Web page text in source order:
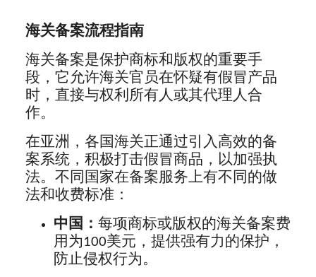
海关备案流程指南
海关备案是保护商标和版权的重要手
段，它允许海关官员在怀疑有假冒产品
时，直接与权利所有人或其代理人合
作。
在亚洲，各国海关正通过引入高效的备
案系统，积极打击假冒商品，以加强执
法。不同国家在备案服务上有不同的做
法和收费标准：
中国： 每项商标或版权的海关备案费
用为100美元，提供强有力的保护，
防止侵权行为。